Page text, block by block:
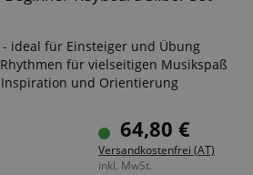
ideal für Einsteiger und Übung
für vielseitigen Musikspaß
Inspiration und Orientierung
abnehmbarem Notenhalter
für ungestörtes Spielen
transportablem Design
64,80 €
Versandkostenfrei (AT)
inkl. MwSt.